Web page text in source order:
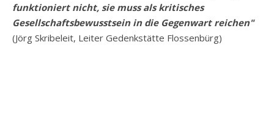
funktioniert nicht, sie muss als kritisches
Gesellschaftsbewusstsein in die Gegenwart reichen"
(Jörg Skribeleit, Leiter Gedenkstätte Flossenbürg)